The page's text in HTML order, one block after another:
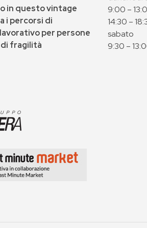
in questo vintage
i percorsi di
per persone
fragilità
9:00 –
14:30 –
sabato
9:30 –